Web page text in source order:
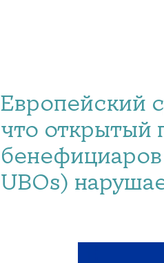
Европейский
что открытый
UBOs)